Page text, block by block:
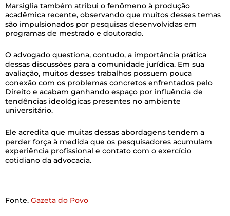
Marsiglia também atribui o fenômeno à produção
acadêmica recente, observando que muitos desses temas
são impulsionados por pesquisas desenvolvidas em
programas de mestrado e doutorado.
O advogado questiona, contudo, a importância prática
dessas discussões para a comunidade jurídica. Em sua
avaliação, muitos desses trabalhos possuem pouca
conexão com os problemas concretos enfrentados pelo
Direito e acabam ganhando espaço por influência de
tendências ideológicas presentes no ambiente
universitário.
Ele acredita que muitas dessas abordagens tendem a
perder força à medida que os pesquisadores acumulam
experiência profissional e contato com o exercício
cotidiano da advocacia.
Fonte. Gazeta do Povo